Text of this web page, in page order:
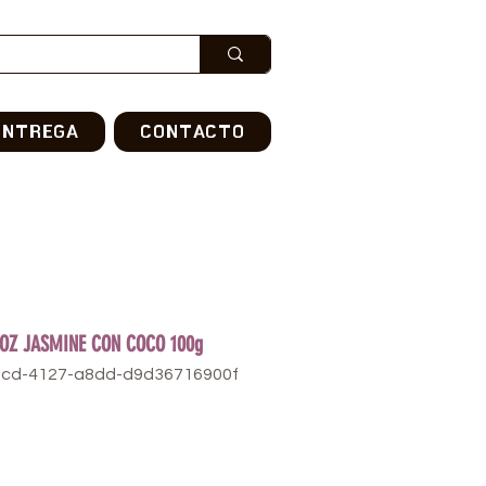
CONTACTO
JASMINE CON COCO 100g
4127-a8dd-d9d36716900f